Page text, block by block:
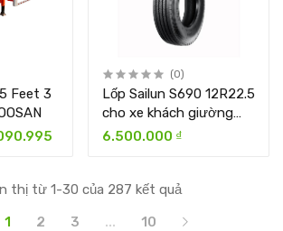
Feet 3
(0)
Lốp Sailun S690 12R22.5
cho xe khách giường
nằm
6.500.000 ₫
thị từ 1-30 của 287 kết quả
1
2 3 ... 10